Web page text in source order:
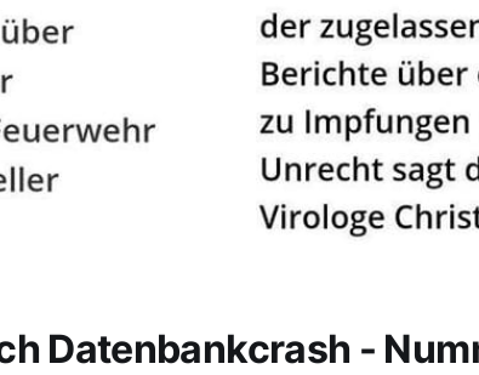
Datenbankcrash -